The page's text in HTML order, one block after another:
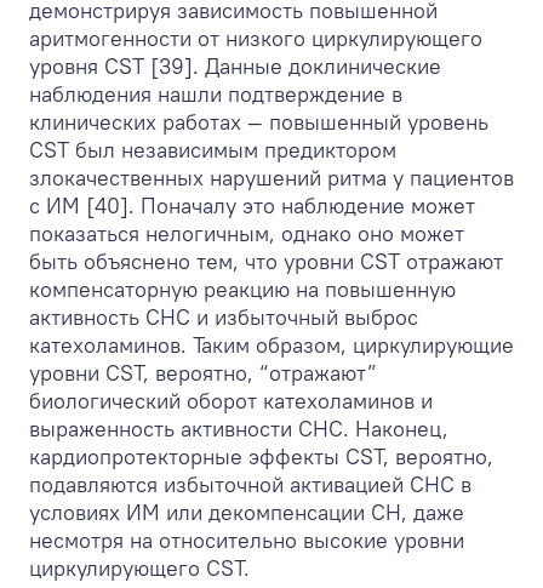
демонстрируя зависимость повышенной
аритмогенности от низкого циркулирующего
уровня CST [39]. Данные доклинические
наблюдения нашли подтверждение в
клинических работах — повышенный уровень
CST был независимым предиктором
злокачественных нарушений ритма у пациентов
с ИМ [40]. Поначалу это наблюдение может
показаться нелогичным, однако оно может
быть объяснено тем, что уровни CST отражают
компенсаторную реакцию на повышенную
активность СНС и избыточный выброс
катехоламинов. Таким образом, циркулирующие
уровни CST, вероятно, “отражают”
биологический оборот катехоламинов и
выраженность активности СНС. Наконец,
кардиопротекторные эффекты CST, вероятно,
подавляются избыточной активацией СНС в
условиях ИМ или декомпенсации СН, даже
несмотря на относительно высокие уровни
циркулирующего CST.